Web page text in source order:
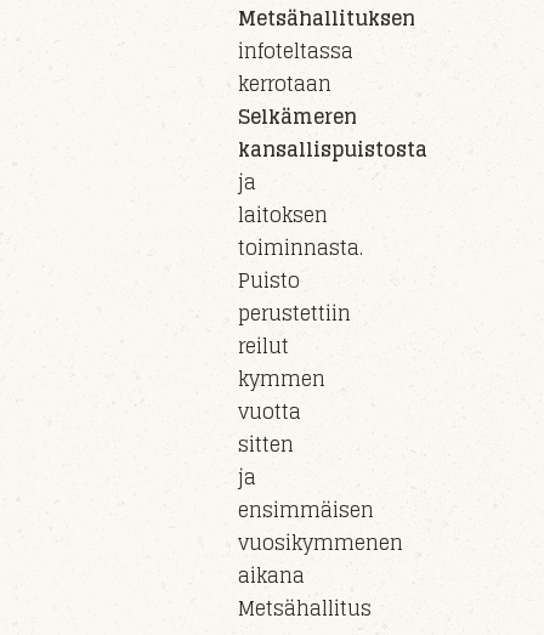
Metsähallituksen
infoteltassa
kerrotaan
Selkämeren
kansallispuistosta
ja
laitoksen
toiminnasta.
Puisto
perustettiin
reilut
kymmen
vuotta
sitten
ja
ensimmäisen
vuosikymmenen
aikana
Metsähallitus